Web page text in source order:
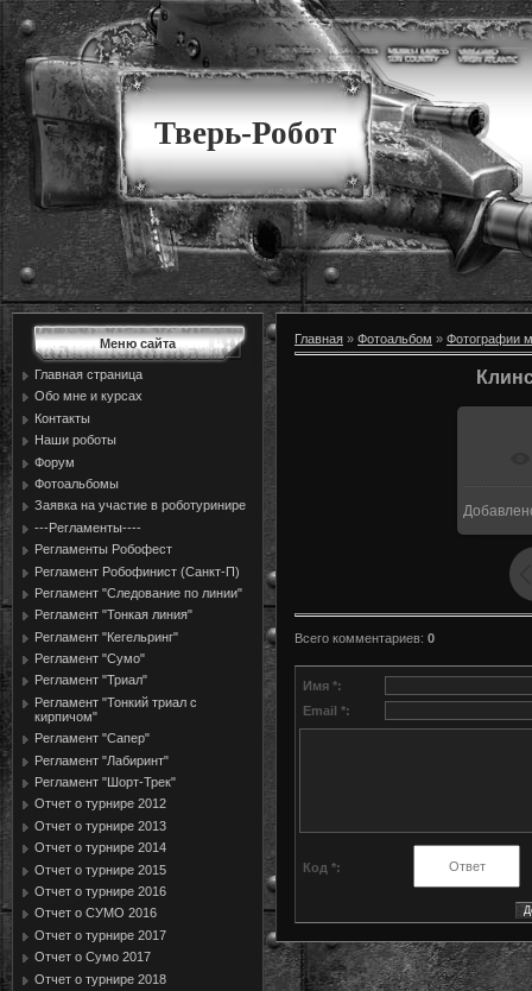
Тверь-Робот
Меню сайта
Главная страница
Обо мне и курсах
Контакты
Наши роботы
Форум
Фотоальбомы
Заявка на участие в роботуринире
---Регламенты----
Регламенты Робофест
Регламент Робофинист (Санкт-П)
Регламент "Следование по линии"
Регламент "Тонкая линия"
Регламент "Кегельринг"
Регламент "Сумо"
Регламент "Триал"
Регламент "Тонкий триал с
кирпичом"
Регламент "Сапер"
Регламент "Лабиринт"
Регламент "Шорт-Трек"
Отчет о турнире 2012
Отчет о турнире 2013
Отчет о турнире 2014
Отчет о турнире 2015
Отчет о турнире 2016
Отчет о СУМО 2016
Отчет о турнире 2017
Отчет о Сумо 2017
Отчет о турнире 2018
Главная » Фотоальбом » Фотографии
Всего комментариев: 0
Имя *:
Email *:
Код *: